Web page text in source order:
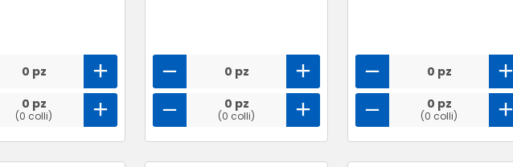
0 pz
0 pz
(0 colli)
0 pz
0 pz
(0 colli)
0 pz
0 pz
(0 colli)